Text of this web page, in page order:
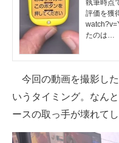
執筆時点
評価を獲
たのは…
今回の動画を撮影し
いうタイミング。なん
ースの取っ手が壊れて